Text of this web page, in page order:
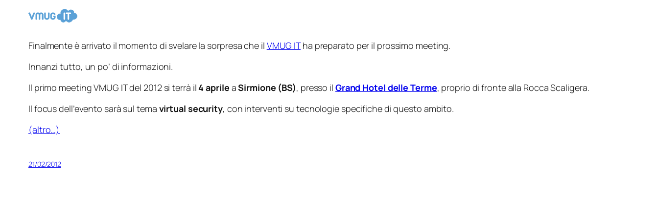
Finalmente è arrivato il momento di svelare la sorpresa che il VMUG ITha preparato per il prossimo meeting.
Innanzi tutto, un po’ di informazioni.
Il primo meeting VMUG IT del 2012 si terrà il 4 aprile aSirmione (BS), presso il Grand Hotel delle Terme, proprio di fronte alla Rocca Scaligera.
Il focus dell’evento sarà sul tema virtual security, con interventi su tecnologie specifiche di questo ambito.
(altro…)
21/02/2012